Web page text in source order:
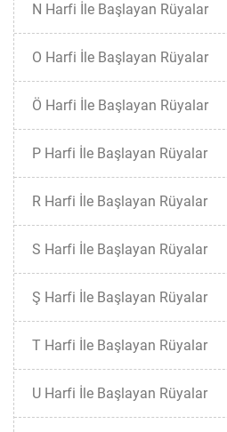
N Harfi İle Başlayan Rüyalar
O Harfi İle Başlayan Rüyalar
Ö Harfi İle Başlayan Rüyalar
P Harfi İle Başlayan Rüyalar
R Harfi İle Başlayan Rüyalar
S Harfi İle Başlayan Rüyalar
Ş Harfi İle Başlayan Rüyalar
T Harfi İle Başlayan Rüyalar
U Harfi İle Başlayan Rüyalar